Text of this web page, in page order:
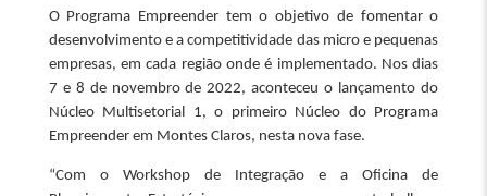
O Programa Empreender tem o objetivo de fomentar o
desenvolvimento e a competitividade das micro e pequenas
empresas, em cada região onde é implementado. Nos dias
7 e 8 de novembro de 2022, aconteceu o lançamento do
Núcleo Multisetorial 1, o primeiro Núcleo do Programa
Empreender em Montes Claros, nesta nova fase.
“Com o Workshop de Integração e a Oficina de